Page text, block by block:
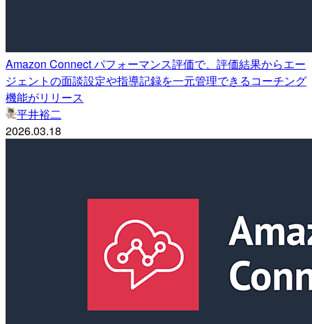
Amazon Connect パフォーマンス評価で、評価結果からエー
ジェントの面談設定や指導記録を一元管理できるコーチング
機能がリリース
平井裕二
2026.03.18